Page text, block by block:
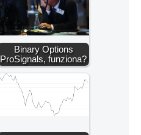
Binary Options
ProSignals, funziona?